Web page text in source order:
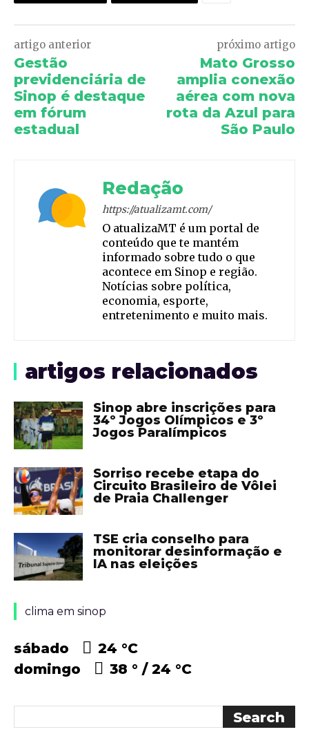
artigo anterior
Gestão
previdenciária de
Sinop é destaque
em fórum
estadual
próximo artigo
Mato Grosso
amplia conexão
aérea com nova
rota da Azul para
São Paulo
Redação
https://atualizamt.com/
O atualizaMT é um portal de
conteúdo que te mantém
informado sobre tudo o que
acontece em Sinop e região.
Notícias sobre política,
economia, esporte,
entretenimento e muito mais.
artigos relacionados
Sinop abre inscrições para
34º Jogos Olímpicos e 3º
Jogos Paralímpicos
Sorriso recebe etapa do
Circuito Brasileiro de Vôlei
de Praia Challenger
TSE cria conselho para
monitorar desinformação e
IA nas eleições
clima em sinop
sábado 24 °C
domingo
38 ° 24 °C